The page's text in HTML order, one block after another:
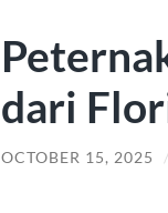
dari
OCTOBER 15, 2025 /